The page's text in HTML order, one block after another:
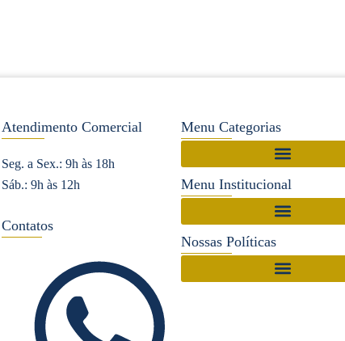
Atendimento Comercial
Seg. a Sex.: 9h às 18h
Sáb.: 9h às 12h
Contatos
Menu Categorias
Menu Institucional
Nossas Políticas